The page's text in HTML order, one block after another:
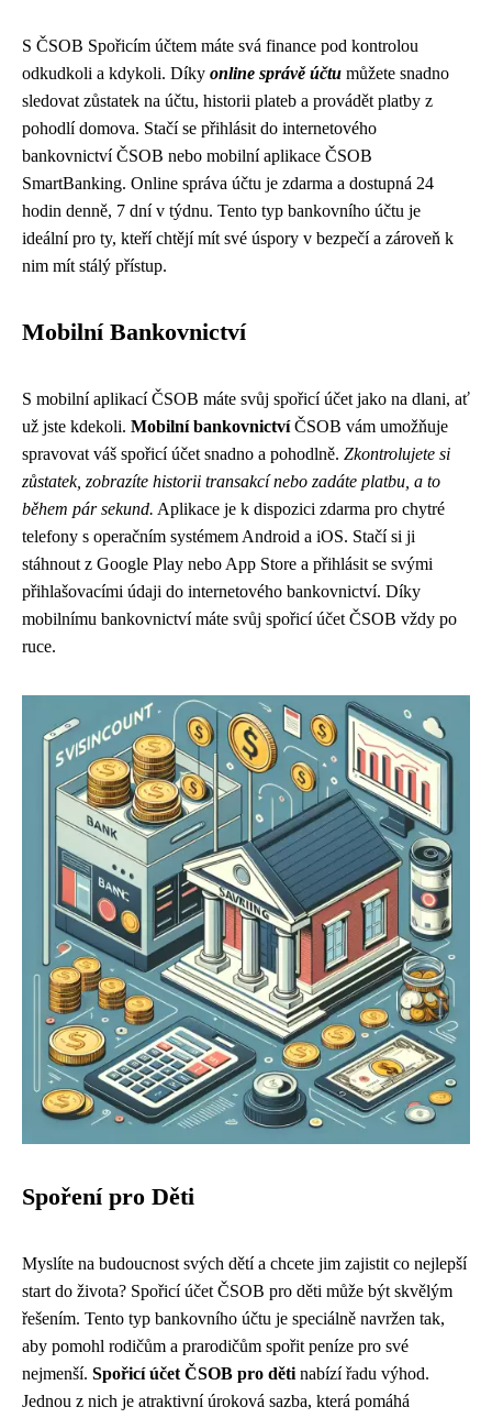
S ČSOB Spořicím účtem máte svá finance pod kontrolou
odkudkoli a kdykoli. Díky online správě účtu můžete snadno
sledovat zůstatek na účtu, historii plateb a provádět platby z
pohodlí domova. Stačí se přihlásit do internetového
bankovnictví ČSOB nebo mobilní aplikace ČSOB
SmartBanking. Online správa účtu je zdarma a dostupná 24
hodin denně, 7 dní v týdnu. Tento typ bankovního účtu je
ideální pro ty, kteří chtějí mít své úspory v bezpečí a zároveň k
nim mít stálý přístup.
Mobilní Bankovnictví
S mobilní aplikací ČSOB máte svůj spořicí účet jako na dlani, ať
už jste kdekoli. Mobilní bankovnictvíČSOB vám umožňuje
spravovat váš spořicí účet snadno a pohodlně. Zkontrolujete si
zůstatek, zobrazíte historii transakcí nebo zadáte platbu, a to
během pár sekund. Aplikace je k dispozici zdarma pro chytré
telefony s operačním systémem Android a iOS. Stačí si ji
stáhnout z Google Play nebo App Store a přihlásit se svými
přihlašovacími údaji do internetového bankovnictví. Díky
mobilnímu bankovnictví máte svůj spořicí účet ČSOB vždy po
ruce.
Spoření pro Děti
Myslíte na budoucnost svých dětí a chcete jim zajistit co nejlepší
start do života? Spořicí účet ČSOB pro děti může být skvělým
řešením. Tento typ bankovního účtu je speciálně navržen tak,
aby pomohl rodičům a prarodičům spořit peníze pro své
nejmenší. Spořicí účet ČSOB pro děti nabízí řadu výhod.
Jednou z nich je atraktivní úroková sazba, která pomáhá